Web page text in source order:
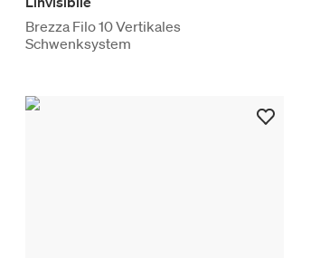
Brezza Filo 10 Vertikales
Schwenksystem